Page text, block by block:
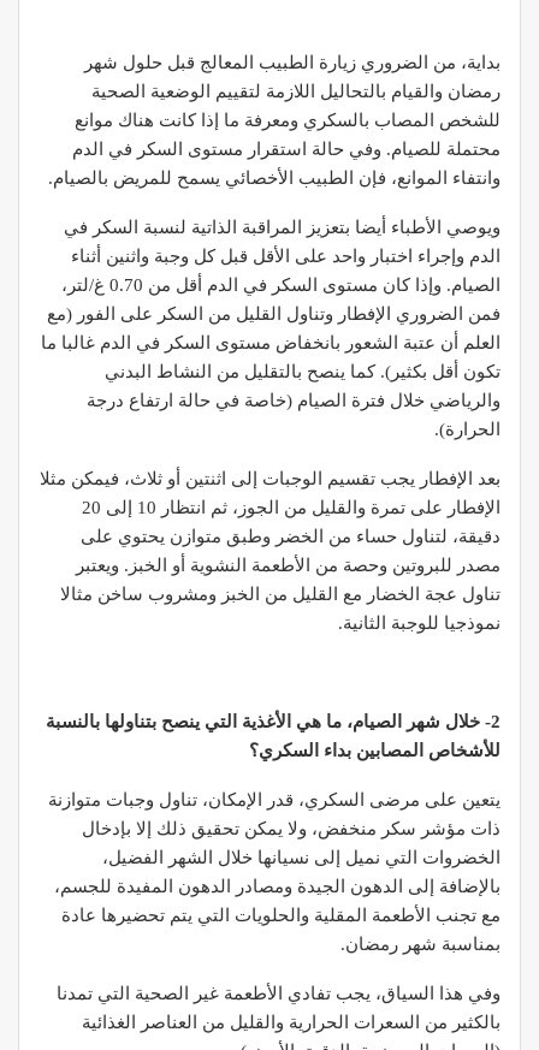
بداية، من الضروري زيارة الطبيب المعالج قبل حلول شهر
رمضان والقيام بالتحاليل اللازمة لتقييم الوضعية الصحية
للشخص المصاب بالسكري ومعرفة ما إذا كانت هناك موانع
محتملة للصيام. وفي حالة استقرار مستوى السكر في الدم
وانتفاء الموانع، فإن الطبيب الأخصائي يسمح للمريض بالصيام.
ويوصي الأطباء أيضا بتعزيز المراقبة الذاتية لنسبة السكر في
الدم وإجراء اختبار واحد على الأقل قبل كل وجبة واثنين أثناء
الصيام. وإذا كان مستوى السكر في الدم أقل من 0.70 غ/لتر،
فمن الضروري الإفطار وتناول القليل من السكر على الفور (مع
العلم أن عتبة الشعور بانخفاض مستوى السكر في الدم غالبا ما
تكون أقل بكثير). كما ينصح بالتقليل من النشاط البدني
والرياضي خلال فترة الصيام (خاصة في حالة ارتفاع درجة
الحرارة).
بعد الإفطار يجب تقسيم الوجبات إلى اثنتين أو ثلاث، فيمكن مثلا
الإفطار على تمرة والقليل من الجوز، ثم انتظار 10 إلى 20
دقيقة، لتناول حساء من الخضر وطبق متوازن يحتوي على
مصدر للبروتين وحصة من الأطعمة النشوية أو الخبز. ويعتبر
تناول عجة الخضار مع القليل من الخبز ومشروب ساخن مثالا
نموذجيا للوجبة الثانية.
2- خلال شهر الصيام، ما هي الأغذية التي ينصح بتناولها بالنسبة
للأشخاص المصابين بداء السكري؟
يتعين على مرضى السكري، قدر الإمكان، تناول وجبات متوازنة
ذات مؤشر سكر منخفض، ولا يمكن تحقيق ذلك إلا بإدخال
الخضروات التي نميل إلى نسيانها خلال الشهر الفضيل،
بالإضافة إلى الدهون الجيدة ومصادر الدهون المفيدة للجسم،
مع تجنب الأطعمة المقلية والحلويات التي يتم تحضيرها عادة
بمناسبة شهر رمضان.
وفي هذا السياق، يجب تفادي الأطعمة غير الصحية التي تمدنا
بالكثير من السعرات الحرارية والقليل من العناصر الغذائية